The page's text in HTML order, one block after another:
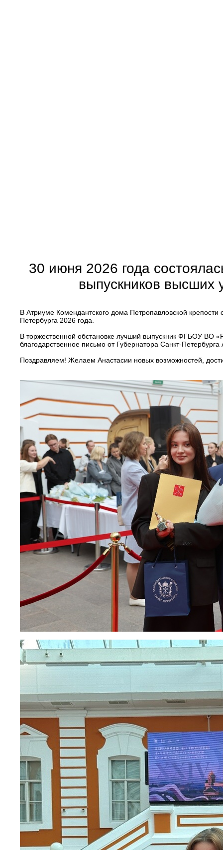
30 июня 2026 года
выпускников высших
В Атриуме Комендантского дома Петропавловской
Петербурга 2026 года.
В торжественной обстановке лучший выпускник ФГБОУ ВО
благодарственное письмо от Губернатора Санкт-
Поздравляем! Желаем Анастасии новых возможностей,